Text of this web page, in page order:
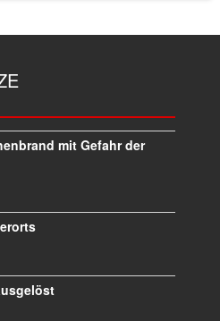
mit Gefahr der